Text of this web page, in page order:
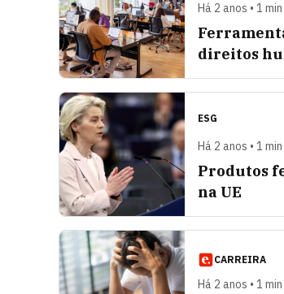
Há 2 anos • 1
direitos
ESG
Há 2 anos • 1
Produtos
na UE
CARREIRA
Há 2 anos • 1